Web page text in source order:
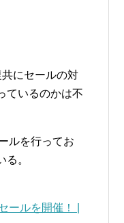
にセールの対
ているのかは不
ルを行ってお
。
ルを開催！ |